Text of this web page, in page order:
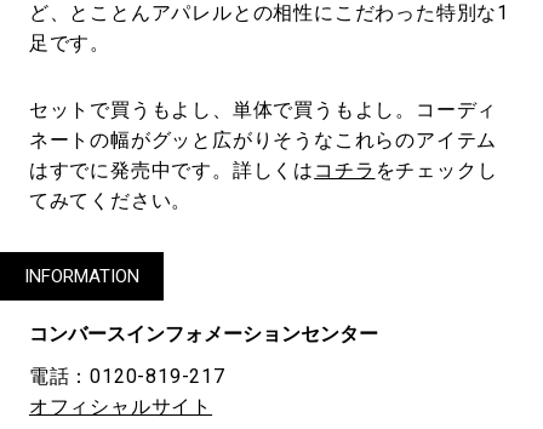
ど、とことんアパレルとの相性にこだわった特別な1
足です。
セットで買うもよし、単体で買うもよし。コーディ
ネートの幅がグッと広がりそうなこれらのアイテム
はすでに発売中です。詳しくは コチラ をチェックし
てみてください。
INFORMATION
コンバースインフォメーションセンター
電話：0120-819-217
オフィシャルサイト